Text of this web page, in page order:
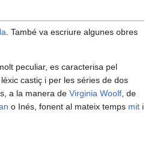
. També va escriure algunes obres
peculiar, es caracterisa pel
castiç i per les séries de dos
a la manera de Virginia Woolf , de
o Inés, fonent al mateix temps mit i